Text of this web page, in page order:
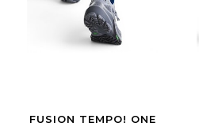
FUSION TEMPO! ONE